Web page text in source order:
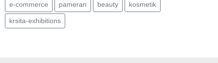
e-commerce pameran beauty kosmetik
krsita-exhibitions